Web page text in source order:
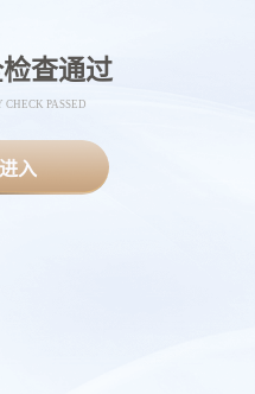
查通过
CHECK PASSED
入